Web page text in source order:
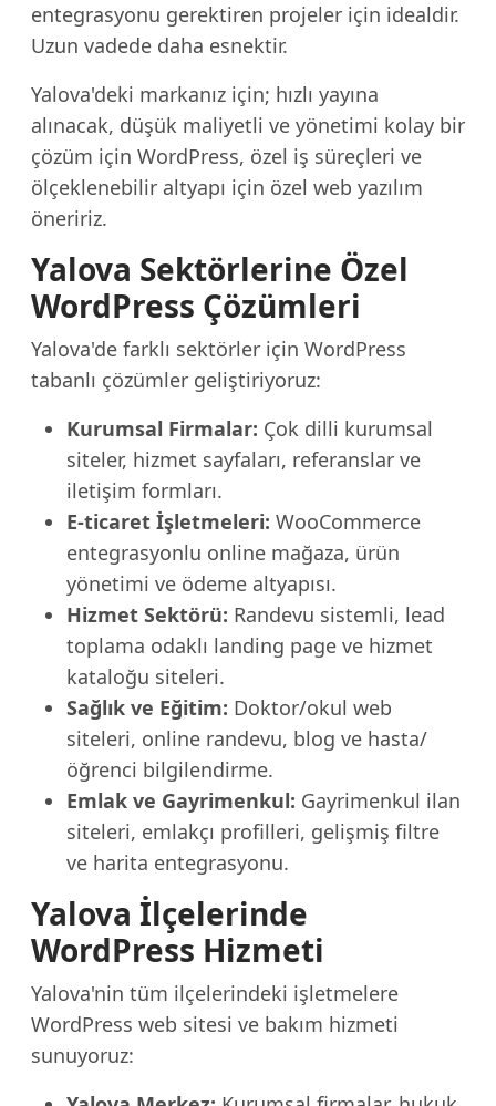
entegrasyonu gerektiren projeler için idealdir.
Uzun vadede daha esnektir.
Yalova'deki markanız için; hızlı yayına
alınacak, düşük maliyetli ve yönetimi kolay bir
çözüm için WordPress, özel iş süreçleri ve
ölçeklenebilir altyapı için özel web yazılım
öneririz.
Yalova Sektörlerine Özel
WordPress Çözümleri
Yalova'de farklı sektörler için WordPress
tabanlı çözümler geliştiriyoruz:
Kurumsal Firmalar: Çok dilli kurumsal
siteler, hizmet sayfaları, referanslar ve
iletişim formları.
E-ticaret İşletmeleri: WooCommerce
entegrasyonlu online mağaza, ürün
yönetimi ve ödeme altyapısı.
Hizmet Sektörü: Randevu sistemli, lead
toplama odaklı landing page ve hizmet
kataloğu siteleri.
Sağlık ve Eğitim: Doktor/okul web
siteleri, online randevu, blog ve hasta/
öğrenci bilgilendirme.
Emlak ve Gayrimenkul: Gayrimenkul ilan
siteleri, emlakçı profilleri, gelişmiş filtre
ve harita entegrasyonu.
Yalova İlçelerinde
WordPress Hizmeti
Yalova'nin tüm ilçelerindeki işletmelere
WordPress web sitesi ve bakım hizmeti
sunuyoruz: